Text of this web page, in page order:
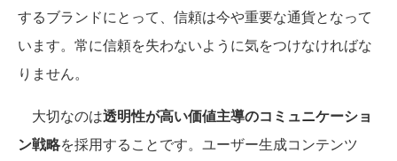
するブランドにとって、信頼は今や重要な通貨となって
います。常に信頼を失わないように気をつけなければな
りません。
大切なのは透明性が高い価値主導のコミュニケーショ
ン戦略を採用することです。ユーザー生成コンテンツ